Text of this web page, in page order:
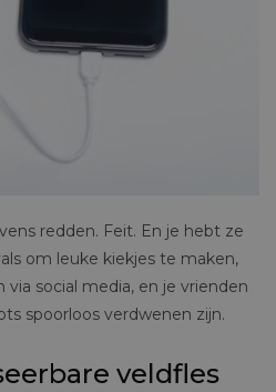
redden. Feit. En je hebt ze
om leuke kiekjes te maken,
social media, en je vrienden
spoorloos verdwenen zijn.
veldfles